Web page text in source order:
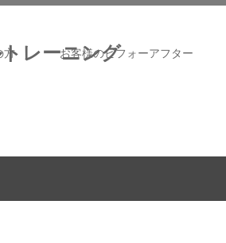
レーニング
方 お客様のビフォーアフター